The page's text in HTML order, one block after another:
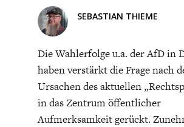
ECONOMISTS FOR
DEUTSCHLAND
SEBASTIAN THIEME
Die Wahlerfolge u.a. der AfD in
haben verstärkt die Frage nach
Ursachen des aktuellen
in das Zentrum öffentlicher
Aufmerksamkeit gerückt.